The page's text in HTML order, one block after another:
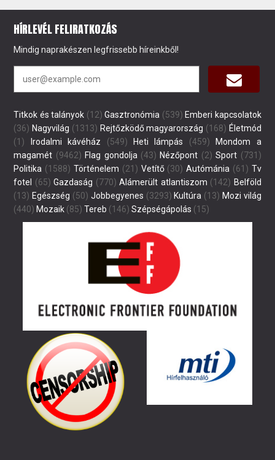
HÍRLEVÉL FELIRATKOZÁS
Mindig naprakészen legfrissebb híreinkből!
Titkok és talányok (12) Gasztronómia (539) Emberi kapcsolatok
(36) Nagyvilág (1313) Rejtőzködő magyarország (168) Életmód
(1)
Irodalmi kávéház (549) Heti lámpás (459)
Mondom a
magamét (9462) Flag gondolja (43) Nézőpont (2) Sport (731)
Politika (1588) Történelem (21) Vetítő(30) Autómánia (61) Tv
fotel
(65) Gazdaság (770) Alámerült atlantiszom (142) Belföld
(13) Egészség (50) Jobbegyenes (3293) Kultúra (13) Mozi világ
(440) Mozaik (85) Tereb (146) Szépségápolás (15)